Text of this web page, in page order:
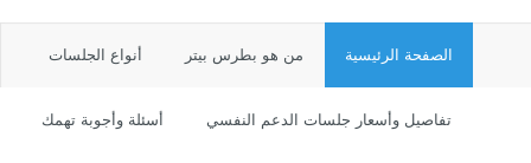
الصفحة الرئيسية من هو بطرس بيتر أنواع الجلسات
تفاصيل وأسعار جلسات الدعم النفسي أسئلة وأجوبة تهمك